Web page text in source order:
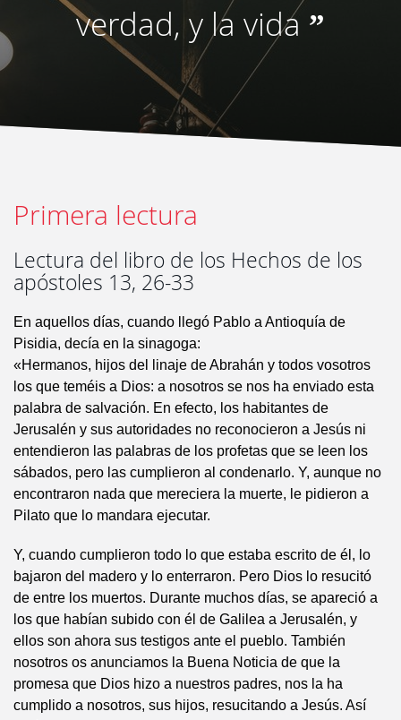
verdad, y la vida ”
Primera lectura
Lectura del libro de los Hechos de los
apóstoles 13, 26-33
En aquellos días, cuando llegó Pablo a Antioquía de
Pisidia, decía en la sinagoga:
«Hermanos, hijos del linaje de Abrahán y todos vosotros
los que teméis a Dios: a nosotros se nos ha enviado esta
palabra de salvación. En efecto, los habitantes de
Jerusalén y sus autoridades no reconocieron a Jesús ni
entendieron las palabras de los profetas que se leen los
sábados, pero las cumplieron al condenarlo. Y, aunque no
encontraron nada que mereciera la muerte, le pidieron a
Pilato que lo mandara ejecutar.
Y, cuando cumplieron todo lo que estaba escrito de él, lo
bajaron del madero y lo enterraron. Pero Dios lo resucitó
de entre los muertos. Durante muchos días, se apareció a
los que habían subido con él de Galilea a Jerusalén, y
ellos son ahora sus testigos ante el pueblo. También
nosotros os anunciamos la Buena Noticia de que la
promesa que Dios hizo a nuestros padres, nos la ha
cumplido a nosotros, sus hijos, resucitando a Jesús. Así